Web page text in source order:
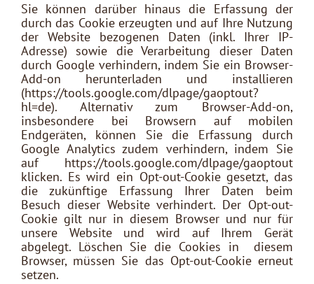
Sie können darüber hinaus die Erfassung der
durch das Cookie erzeugten und auf Ihre Nutzung
der Website bezogenen Daten (inkl. Ihrer IP-
Adresse) sowie die Verarbeitung dieser Daten
durch Google verhindern, indem Sie ein Browser-
Add-on herunterladen und installieren
(https://tools.google.com/dlpage/gaoptout?
hl=de). Alternativ zum Browser-Add-on,
insbesondere bei Browsern auf mobilen
Endgeräten, können Sie die Erfassung durch
Google Analytics zudem verhindern, indem Sie
auf https://tools.google.com/dlpage/gaoptout
klicken. Es wird ein Opt-out-Cookie gesetzt, das
die zukünftige Erfassung Ihrer Daten beim
Besuch dieser Website verhindert. Der Opt-out-
Cookie gilt nur in diesem Browser und nur für
unsere Website und wird auf Ihrem Gerät
abgelegt. Löschen Sie die Cookies in diesem
Browser, müssen Sie das Opt-out-Cookie erneut
setzen.